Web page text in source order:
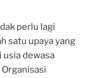
perlu lagi
satu upaya yang
dewasa